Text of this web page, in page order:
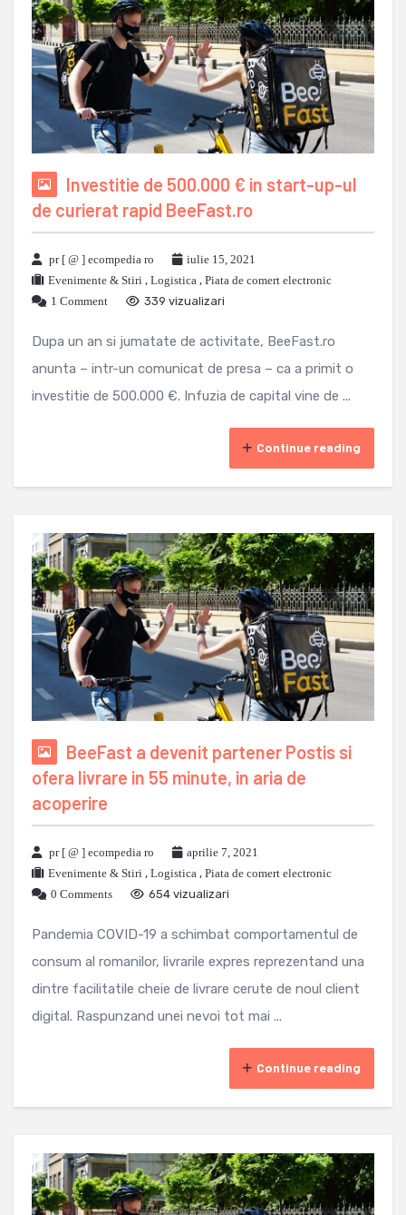
Investitie de 500.000 € in start-up-ul
de curierat rapid BeeFast.ro
pr [ @ ] ecompedia ro
iulie 15, 2021
Evenimente & Stiri , Logistica , Piata de comert electronic
1 Comment
339 vizualizari
Dupa un an si jumatate de activitate, BeeFast.ro
anunta – intr-un comunicat de presa – ca a primit o
investitie de 500.000 €. Infuzia de capital vine de ...
Continue reading
BeeFast a devenit partener Postis si
ofera livrare in 55 minute, in aria de
acoperire
pr [ @ ] ecompedia ro
aprilie 7, 2021
Evenimente & Stiri , Logistica , Piata de comert electronic
0 Comments
654 vizualizari
Pandemia COVID-19 a schimbat comportamentul de
consum al romanilor, livrarile expres reprezentand una
dintre facilitatile cheie de livrare cerute de noul client
digital. Raspunzand unei nevoi tot mai ...
Continue reading